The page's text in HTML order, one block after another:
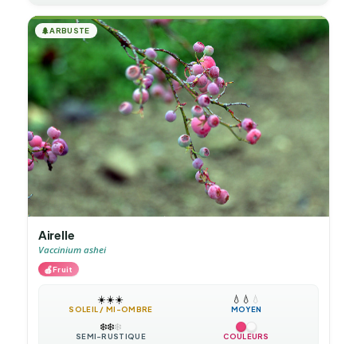
🌲ARBUSTE
Airelle
Vaccinium ashei
🍎Fruit
☀️☀️☀️
SOLEIL / MI-OMBRE
💧 💧 💧
MOYEN
❄️❄️❄️
SEMI-RUSTIQUE COULEURS